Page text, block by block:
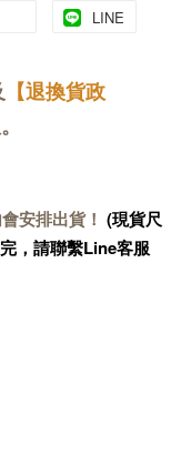
LINE
【退換貨政
安排出貨！ (現貨尺
，請聯繫Line客服